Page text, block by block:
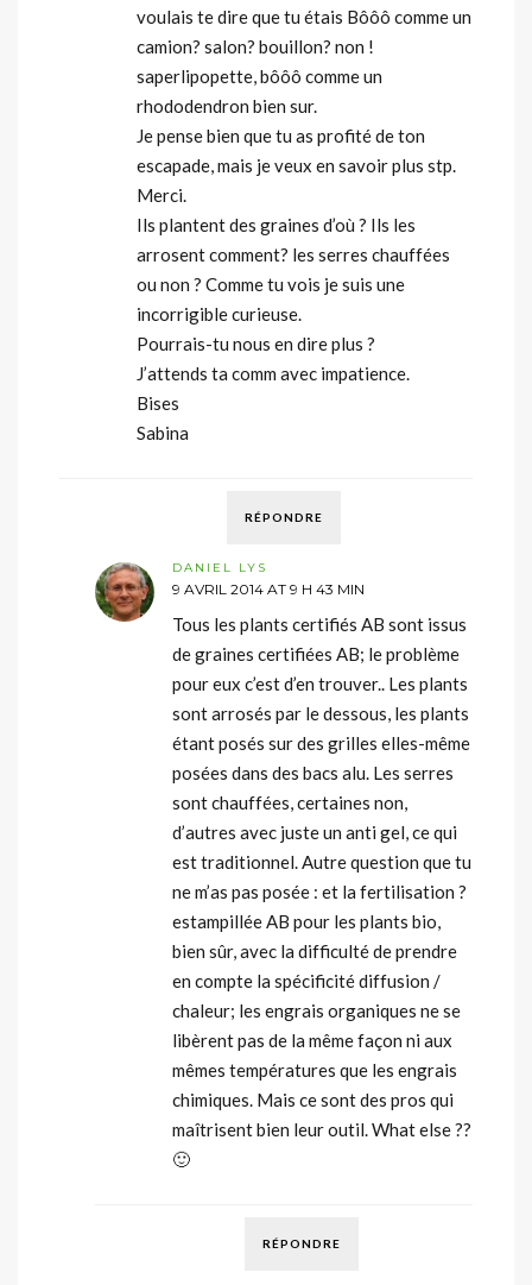
voulais te dire que tu étais Bôôô comme un
camion? salon? bouillon? non !
saperlipopette, bôôô comme un
rhododendron bien sur.
Je pense bien que tu as profité de ton
escapade, mais je veux en savoir plus stp.
Merci.
Ils plantent des graines d’où ? Ils les
arrosent comment? les serres chauffées
ou non ? Comme tu vois je suis une
incorrigible curieuse.
Pourrais-tu nous en dire plus ?
J’attends ta comm avec impatience.
Bises
Sabina
RÉPONDRE
DANIEL LYS
9 AVRIL 2014 AT 9 H 43 MIN
Tous les plants certifiés AB sont issus
de graines certifiées AB; le problème
pour eux c’est d’en trouver.. Les plants
sont arrosés par le dessous, les plants
étant posés sur des grilles elles-même
posées dans des bacs alu. Les serres
sont chauffées, certaines non,
d’autres avec juste un anti gel, ce qui
est traditionnel. Autre question que tu
ne m’as pas posée : et la fertilisation ?
estampillée AB pour les plants bio,
bien sûr, avec la difficulté de prendre
en compte la spécificité diffusion /
chaleur; les engrais organiques ne se
libèrent pas de la même façon ni aux
mêmes températures que les engrais
chimiques. Mais ce sont des pros qui
maîtrisent bien leur outil. What else ??
🙂
RÉPONDRE